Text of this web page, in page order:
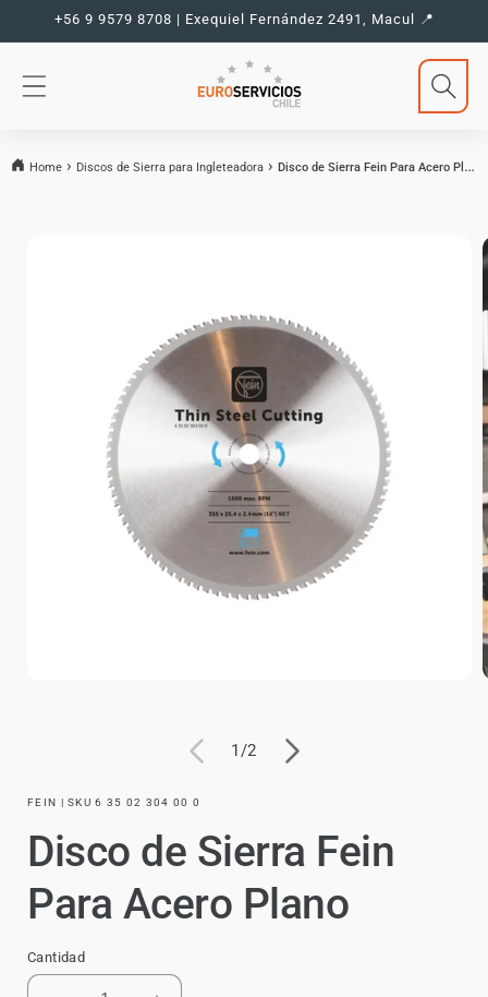
directamente
al contenido
+56 9 9579 8708 | Exequiel Fernández 2491, Macul 📍
Home Discos de Sierra para Ingleteadora Disco de Sierra Fein Para Acero Plano
1 /
de
2
FEIN | SKU 6 35 02 304 00 0
Disco de Sierra Fein
Para Acero Plano
Cantidad